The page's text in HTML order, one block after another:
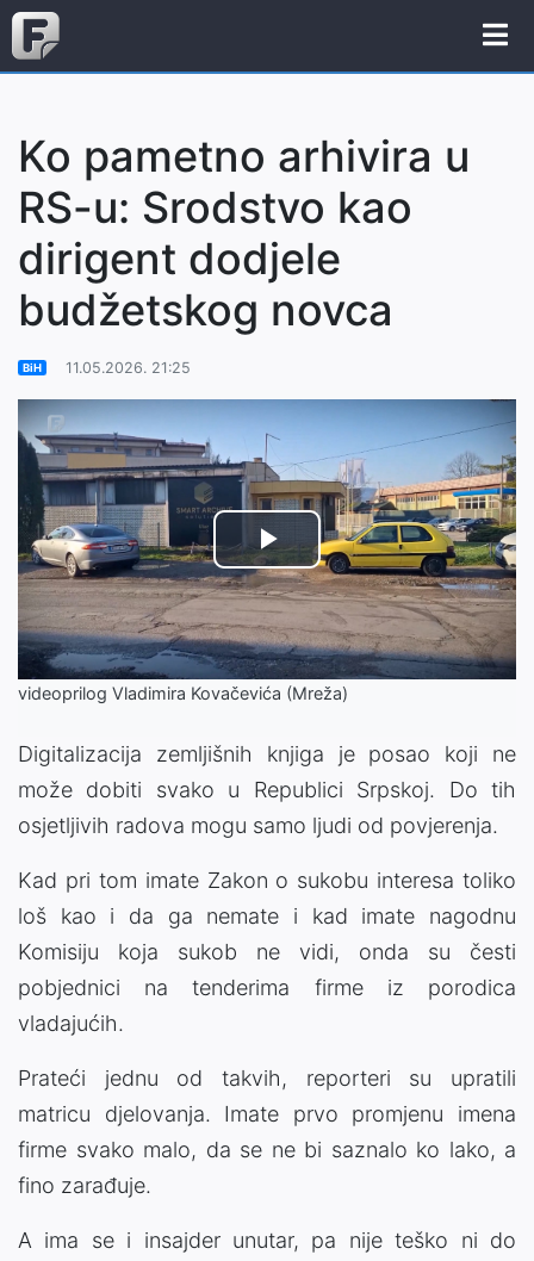
Ko pametno arhivira u
RS-u: Srodstvo kao
dirigent dodjele
budžetskog novca
BiH 11.05.2026. 21:25
Play
Video
videoprilog Vladimira Kovačevića (Mreža)
Digitalizacija zemljišnih knjiga je posao koji ne
može dobiti svako u Republici Srpskoj. Do tih
osjetljivih radova mogu samo ljudi od povjerenja.
Kad pri tom imate Zakon o sukobu interesa toliko
loš kao i da ga nemate i kad imate nagodnu
Komisiju koja sukob ne vidi, onda su česti
pobjednici na tenderima firme iz porodica
vladajućih.
Prateći jednu od takvih, reporteri su upratili
matricu djelovanja. Imate prvo promjenu imena
firme svako malo, da se ne bi saznalo ko lako, a
fino zarađuje.
A ima se i insajder unutar, pa nije teško ni do